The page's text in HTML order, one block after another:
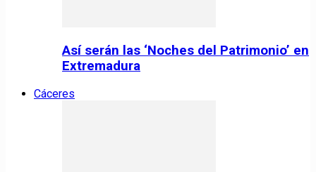
Así serán las ‘Noches del Patrimonio’ en
Extremadura
Cáceres